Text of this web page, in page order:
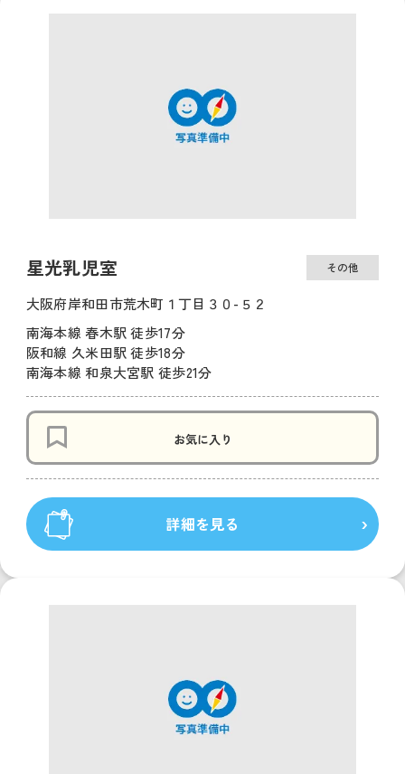
星光乳児室 その他
大阪府岸和田市荒木町１丁目３０-５２
南海本線 春木駅 徒歩17分
阪和線 久米田駅 徒歩18分
南海本線 和泉大宮駅 徒歩21分
お気に入り
詳細を見る